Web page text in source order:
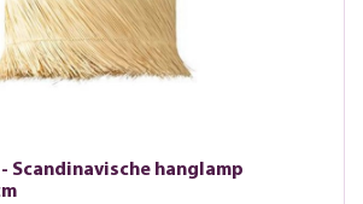
Scandinavische hanglamp